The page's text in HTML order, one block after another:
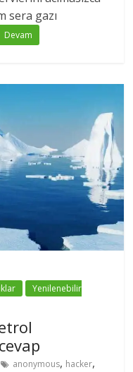
sera gazı
Devam
Yenilenebilir
anonymous, hacker,